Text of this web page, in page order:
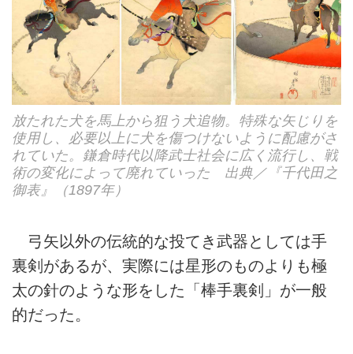
放たれた犬を馬上から狙う犬追物。特殊な矢じりを
使用し、必要以上に犬を傷つけないように配慮がさ
れていた。鎌倉時代以降武士社会に広く流行し、戦
術の変化によって廃れていった 出典／『千代田之
御表』（1897年）
弓矢以外の伝統的な投てき武器としては手
裏剣があるが、実際には星形のものよりも極
太の針のような形をした「棒手裏剣」が一般
的だった。